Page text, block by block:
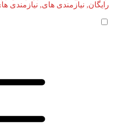
رایگان, نیازمندی های, نیازمندی‌